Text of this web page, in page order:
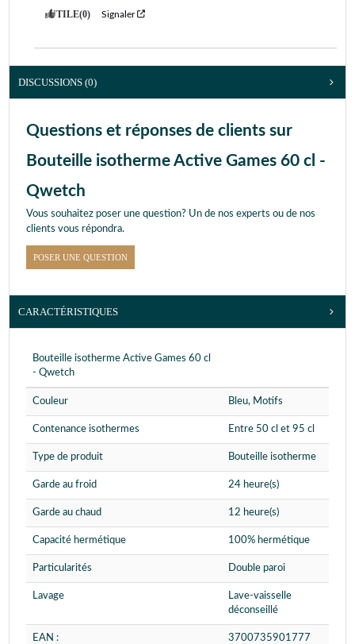
UTILE(0) Signaler
DISCUSSIONS (0)
Questions et réponses de clients sur
Bouteille isotherme Active Games 60 cl -
Qwetch
Vous souhaitez poser une question? Un de nos experts ou de nos
clients vous répondra.
POSER UNE QUESTION
CARACTÉRISTIQUES
Bouteille isotherme Active Games 60 cl
- Qwetch
Couleur Bleu, Motifs
Contenance isothermes Entre 50 cl et 95 cl
Type de produit Bouteille isotherme
Garde au froid 24 heure(s)
Garde au chaud 12 heure(s)
Capacité hermétique 100% hermétique
Particularités Double paroi
Lavage
Lave-vaisselle
déconseillé
EAN : 3700735901777